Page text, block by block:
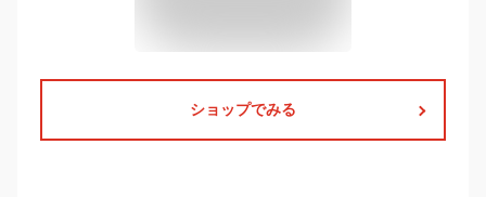
ショップでみる